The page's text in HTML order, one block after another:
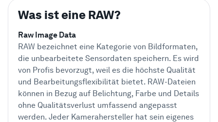
Was ist eine RAW?
Raw Image Data
RAW bezeichnet eine Kategorie von Bildformaten,
die unbearbeitete Sensordaten speichern. Es wird
von Profis bevorzugt, weil es die höchste Qualität
und Bearbeitungsflexibilität bietet. RAW-Dateien
können in Bezug auf Belichtung, Farbe und Details
ohne Qualitätsverlust umfassend angepasst
werden. Jeder Kamerahersteller hat sein eigenes